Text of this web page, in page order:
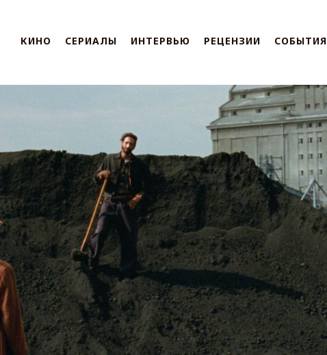
КИНО СЕРИАЛЫ ИНТЕРВЬЮ РЕЦЕНЗИИ СОБЫТИЯ